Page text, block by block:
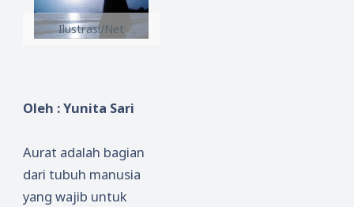
Ilustrasi/Net
Oleh : Yunita Sari
Aurat adalah bagian
dari tubuh manusia
yang wajib untuk